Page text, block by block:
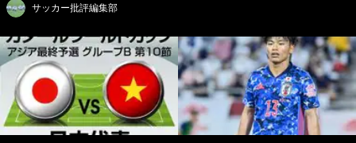
サッカー批評編集部